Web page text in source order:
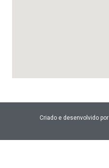
Criado e desenvolvido por